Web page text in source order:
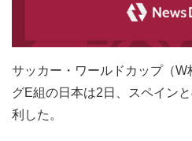
サッカー・ワールドカップ（
グE組の日本は2日、スペイン
利した。